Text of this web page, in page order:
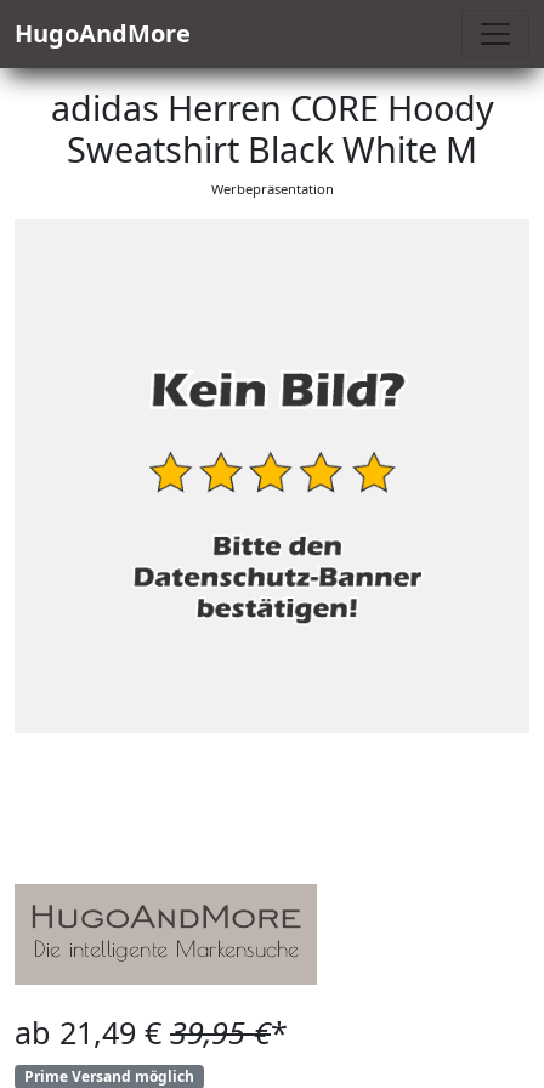
HugoAndMore
adidas Herren CORE Hoody
Sweatshirt Black White M
Werbepräsentation
ab 21,49 € 39,95 €*
Prime Versand möglich